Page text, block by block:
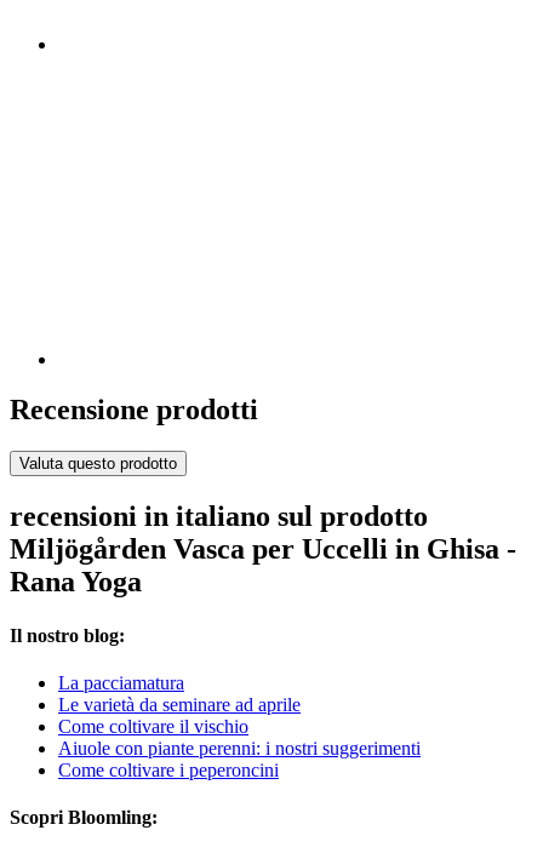
Recensione prodotti
Valuta questo prodotto
recensioni in italiano sul prodotto
Miljögården Vasca per Uccelli in Ghisa -
Rana Yoga
Il nostro blog:
La pacciamatura
Le varietà da seminare ad aprile
Come coltivare il vischio
Aiuole con piante perenni: i nostri suggerimenti
Come coltivare i peperoncini
Scopri Bloomling: